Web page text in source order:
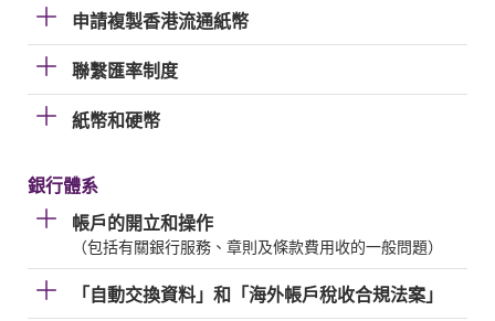
申請複製香港流通紙幣
聯繫匯率制度
紙幣和硬幣
銀行體系
帳戶的開立和操作
（包括有關銀行服務、章則及條款費用收的一般問題）
「自動交換資料」和「海外帳戶稅收合規法案」